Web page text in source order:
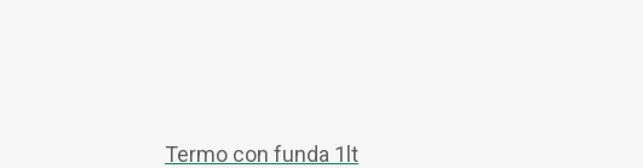
Termo con funda 1lt